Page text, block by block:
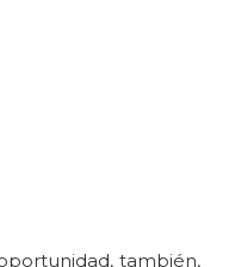
también,